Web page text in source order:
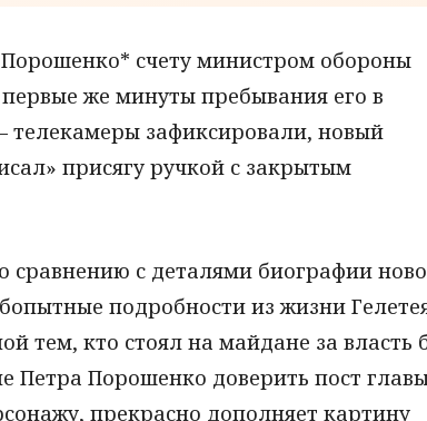
счету министром обороны
же минуты пребывания его в
телекамеры зафиксировали, новый
присягу ручкой с закрытым
сравнению с деталями биографии
подробности из жизни
тем, кто стоял на майдане за власть
Петра Порошенко доверить пост
прекрасно дополняет картину